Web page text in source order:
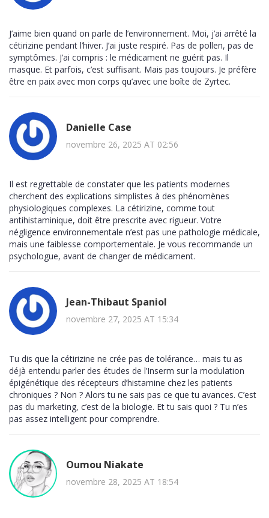
J’aime bien quand on parle de l’environnement. Moi, j’ai arrêté la
cétirizine pendant l’hiver. J’ai juste respiré. Pas de pollen, pas de
symptômes. J’ai compris : le médicament ne guérit pas. Il
masque. Et parfois, c’est suffisant. Mais pas toujours. Je préfère
être en paix avec mon corps qu’avec une boîte de Zyrtec.
Danielle Case
novembre 26, 2025 AT 02:56
Il est regrettable de constater que les patients modernes
cherchent des explications simplistes à des phénomènes
physiologiques complexes. La cétirizine, comme tout
antihistaminique, doit être prescrite avec rigueur. Votre
négligence environnementale n’est pas une pathologie médicale,
mais une faiblesse comportementale. Je vous recommande un
psychologue, avant de changer de médicament.
Jean-Thibaut Spaniol
novembre 27, 2025 AT 15:34
Tu dis que la cétirizine ne crée pas de tolérance… mais tu as
déjà entendu parler des études de l’Inserm sur la modulation
épigénétique des récepteurs d’histamine chez les patients
chroniques ? Non ? Alors tu ne sais pas ce que tu avances. C’est
pas du marketing, c’est de la biologie. Et tu sais quoi ? Tu n’es
pas assez intelligent pour comprendre.
Oumou Niakate
novembre 28, 2025 AT 18:54